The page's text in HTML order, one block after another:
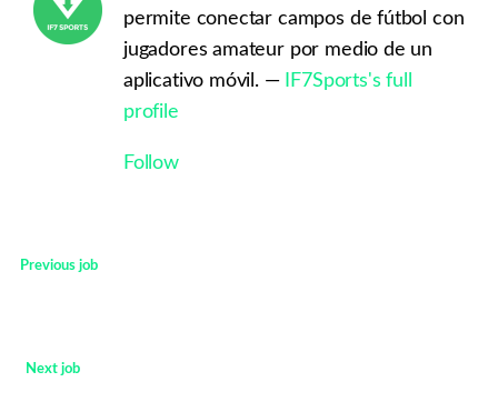
permite conectar campos de fútbol con
jugadores amateur por medio de un
aplicativo móvil. —
IF7Sports's full
profile
Follow
Previous job
Next job